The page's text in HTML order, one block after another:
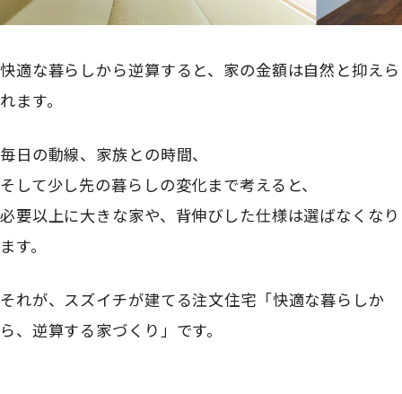
快適な暮らしから逆算すると、家の金額は自然と抑えら
れます。
毎日の動線、家族との時間、
そして少し先の暮らしの変化まで考えると、
必要以上に大きな家や、背伸びした仕様は選ばなくなり
ます。
それが、スズイチが建てる注文住宅「快適な暮らしか
ら、逆算する家づくり」です。